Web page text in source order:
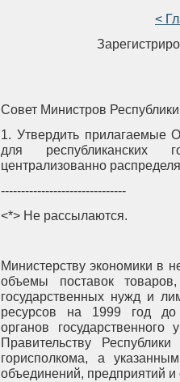
<
Совет Министров
1. Утвердить прилагаемые
для республиканских
централизованно
-------------------------------
<*> Не рассылаются.
Министерству экономики в
объемы поставок
государственных нужд и
ресурсов на 1999 год до
органов
Правительству
горисполкома, а
объединений, предприятий и